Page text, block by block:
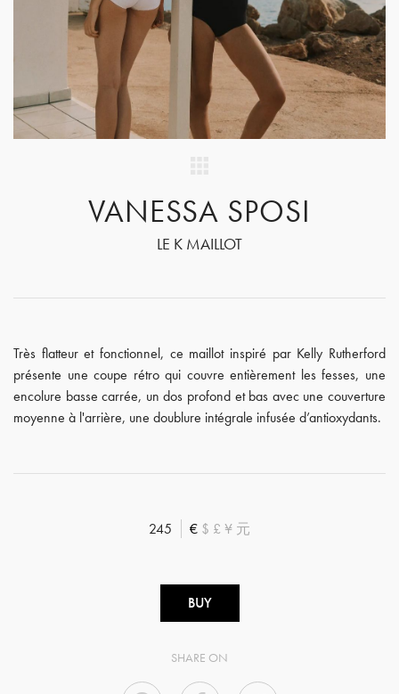
VANESSA SPOSI
LE K MAILLOT
Très flatteur et fonctionnel, ce maillot inspiré par Kelly Rutherford
présente une coupe rétro qui couvre entièrement les fesses, une
encolure basse carrée, un dos profond et bas avec une couverture
moyenne à l'arrière, une doublure intégrale infusée d’antioxydants.
245 € $ £ ¥ 元
BUY
SHARE ON